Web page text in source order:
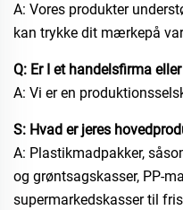
A: Vores produkter
kan trykke dit mærkepå
Q: Er I et handelsfirma
A: Vi er en
S: Hvad er jeres
A: Plastikmadpakker,
og grøntsagskasser, PP-
supermarkedskasser til